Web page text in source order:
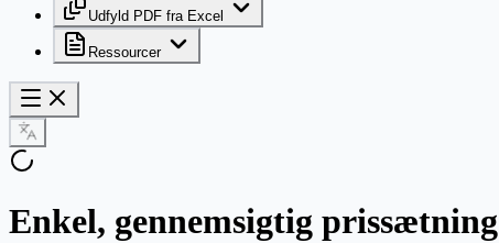
Udfyld PDF fra Excel
Ressourcer
Enkel, gennemsigtig prissætning